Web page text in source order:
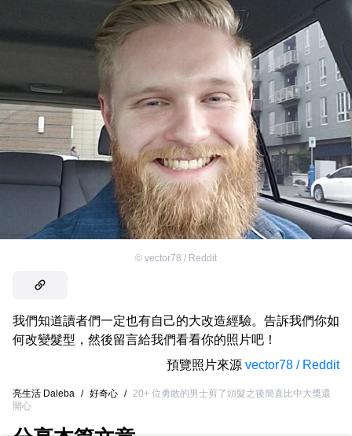
© vector78 / Reddit
我們知道讀者們一定也有自己的大改造經驗。告訴我們你如
何改變髮型，然後留言給我們看看你的照片吧！
預覽照片來源 vector78 / Reddit
亮生活 Daleba / 好奇心 / 20+ 位勇敢的男士剪了頭髮之後簡直比中大獎還
開心